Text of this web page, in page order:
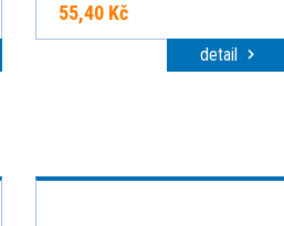
55,40 Kč
detail